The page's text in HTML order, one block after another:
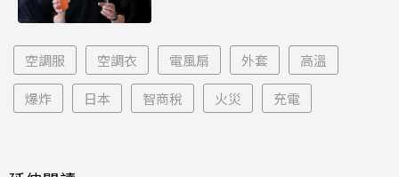
空調服 空調衣 電風扇 外套 高溫
爆炸 日本 智商稅 火災 充電